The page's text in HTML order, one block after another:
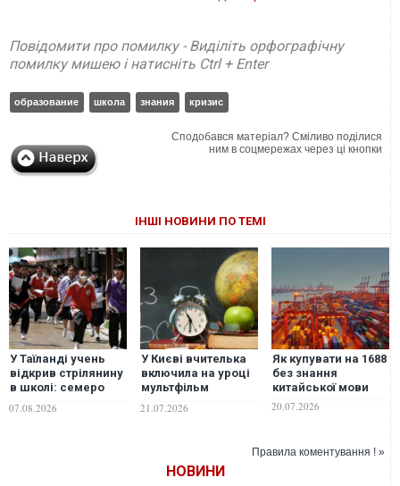
Повідомити про помилку - Виділіть орфографічну
помилку мишею і натисніть Ctrl + Enter
образование школа знания кризис
Сподобався матеріал? Сміливо поділися
ним в соцмережах через ці кнопки
ІНШІ НОВИНИ ПО ТЕМІ
У Таїланді учень
відкрив стрілянину
в школі: семеро
загиблих, 15
поранених
07.08.2026
У Києві вчителька
включила на уроці
мультфільм
російською мовою:
як її покарали
21.07.2026
Як купувати на 1688
без знання
китайської мови
20.07.2026
Правила коментування ! »
НОВИНИ